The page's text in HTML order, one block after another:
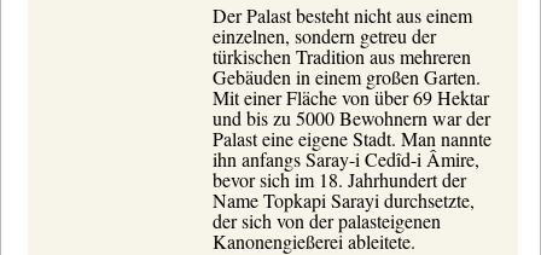
Der Palast besteht nicht aus einem
einzelnen, sondern getreu der
türkischen Tradition aus mehreren
Gebäuden in einem großen Garten.
Mit einer Fläche von über 69 Hektar
und bis zu 5000 Bewohnern war der
Palast eine eigene Stadt. Man nannte
ihn anfangs Saray-i Cedîd-i Âmire,
bevor sich im 18. Jahrhundert der
Name Topkapi Sarayi durchsetzte,
der sich von der palasteigenen
Kanonengießerei ableitete.